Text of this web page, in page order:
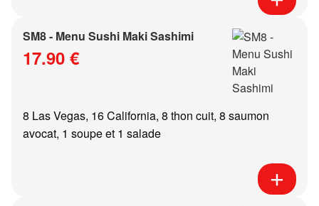
SM8 - Menu Sushi Maki Sashimi
17.90 €
8 Las Vegas, 16 California, 8 thon cuit, 8 saumon
avocat, 1 soupe et 1 salade